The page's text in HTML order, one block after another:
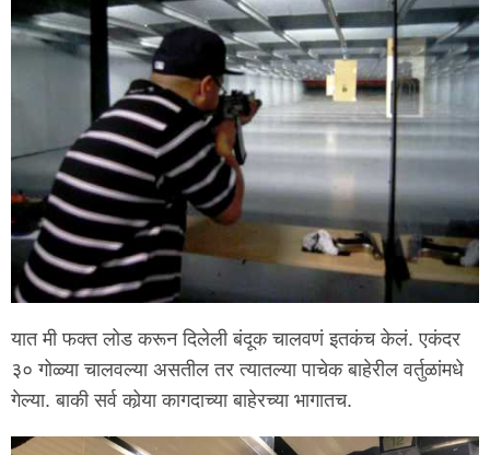
यात मी फक्त लोड करून दिलेली बंदूक चालवणं इतकंच केलं. एकंदर
३० गोळ्या चालवल्या असतील तर त्यातल्या पाचेक बाहेरील वर्तुळांमधे
गेल्या. बाकी सर्व कोर्‍या कागदाच्या बाहेरच्या भागातच.